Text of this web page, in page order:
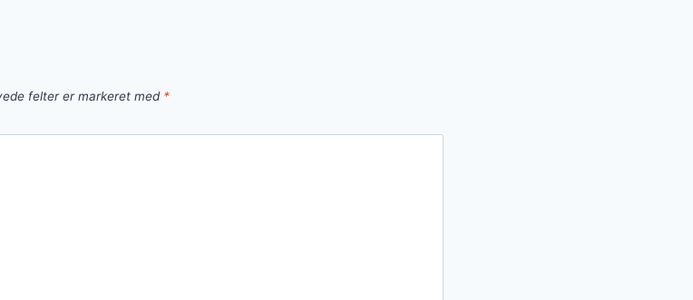
felter er markeret med *